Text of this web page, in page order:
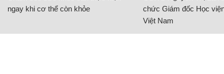
ngay khi cơ thể còn khỏe
chức Giám đốc Học
Việt Nam